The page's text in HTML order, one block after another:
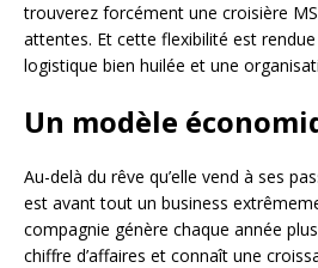
trouverez forcément une croisière
attentes. Et cette flexibilité est
logistique bien huilée et une
Un modèle
Au-delà du rêve qu’elle vend à ses
est avant tout un business
compagnie génère chaque année
chiffre d’affaires et connaît une